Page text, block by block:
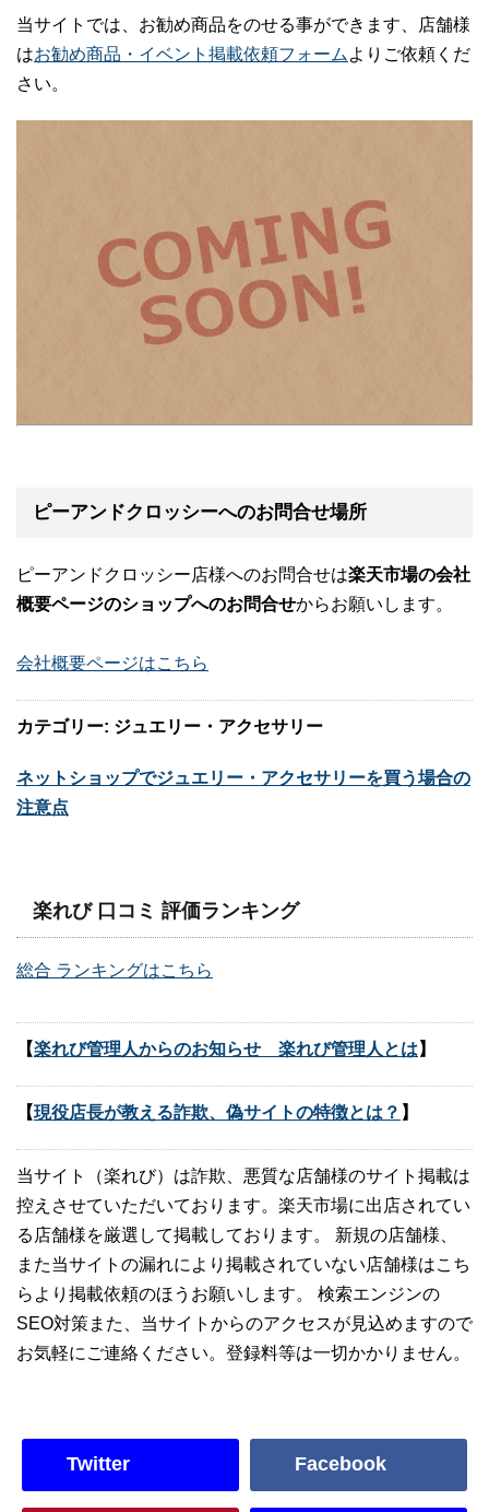
当サイトでは、お勧め商品をのせる事ができます、店舗様
はお勧め商品・イベント掲載依頼フォーム よりご依頼くだ
さい。
ピーアンドクロッシーへのお問合せ場所
ピーアンドクロッシー店様へのお問合せは楽天市場の会社
概要ページのショップへのお問合せからお願いします。
会社概要ページはこちら
カテゴリー: ジュエリー・アクセサリー
ネットショップでジュエリー・アクセサリーを買う場合の
注意点
楽れび 口コミ 評価ランキング
総合 ランキングはこちら
【楽れび管理人からのお知らせ 楽れび管理人とは 】
【現役店長が教える詐欺、偽サイトの特徴とは？ 】
当サイト（楽れび）は詐欺、悪質な店舗様のサイト掲載は
控えさせていただいております。楽天市場に出店されてい
る店舗様を厳選して掲載しております。 新規の店舗様、
また当サイトの漏れにより掲載されていない店舗様はこち
らより掲載依頼のほうお願いします。 検索エンジンの
SEO対策また、当サイトからのアクセスが見込めますので
お気軽にご連絡ください。登録料等は一切かかりません。
Twitter Facebook